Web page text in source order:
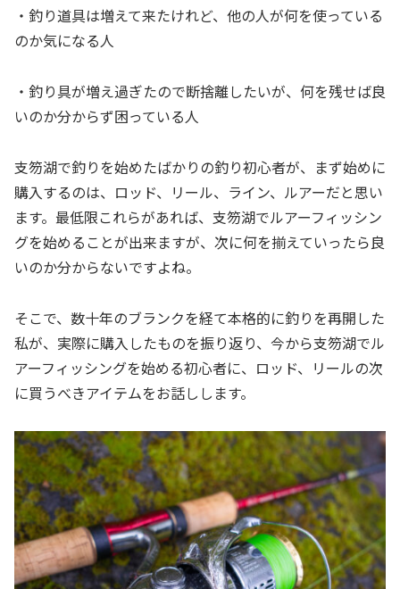
・釣り道具は増えて来たけれど、他の人が何を使っている
のか気になる人
・釣り具が増え過ぎたので断捨離したいが、何を残せば良
いのか分からず困っている人
支笏湖で釣りを始めたばかりの釣り初心者が、まず始めに
購入するのは、ロッド、リール、ライン、ルアーだと思い
ます。最低限これらがあれば、支笏湖でルアーフィッシン
グを始めることが出来ますが、次に何を揃えていったら良
いのか分からないですよね。
そこで、数十年のブランクを経て本格的に釣りを再開した
私が、実際に購入したものを振り返り、今から支笏湖でル
アーフィッシングを始める初心者に、ロッド、リールの次
に買うべきアイテムをお話しします。